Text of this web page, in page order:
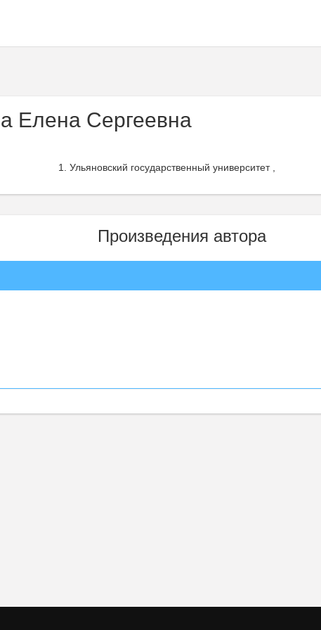
Елена Сергеевна
Ульяновский государственный университет ,
Произведения автора